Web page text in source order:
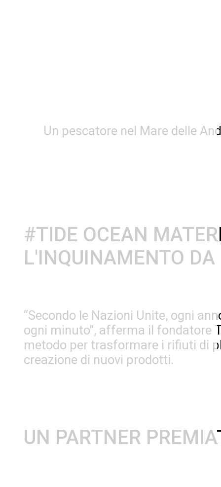
Un pescatore nel Mare delle
#TIDE OCEAN
L'INQUINAMENTO
“Secondo le Nazioni Unite, ogni
ogni minuto", afferma il fondatore
metodo per trasformare i rifiuti di
creazione di nuovi prodotti.
UN PARTNER